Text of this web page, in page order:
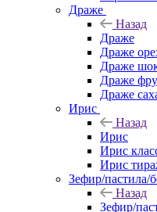
Драже
Назад
Драже
Драже
Драже
Драже
Драже
Ирис
Назад
Ирис
Ирис
Ирис
Зефир/пастила/
Назад
Зефир/